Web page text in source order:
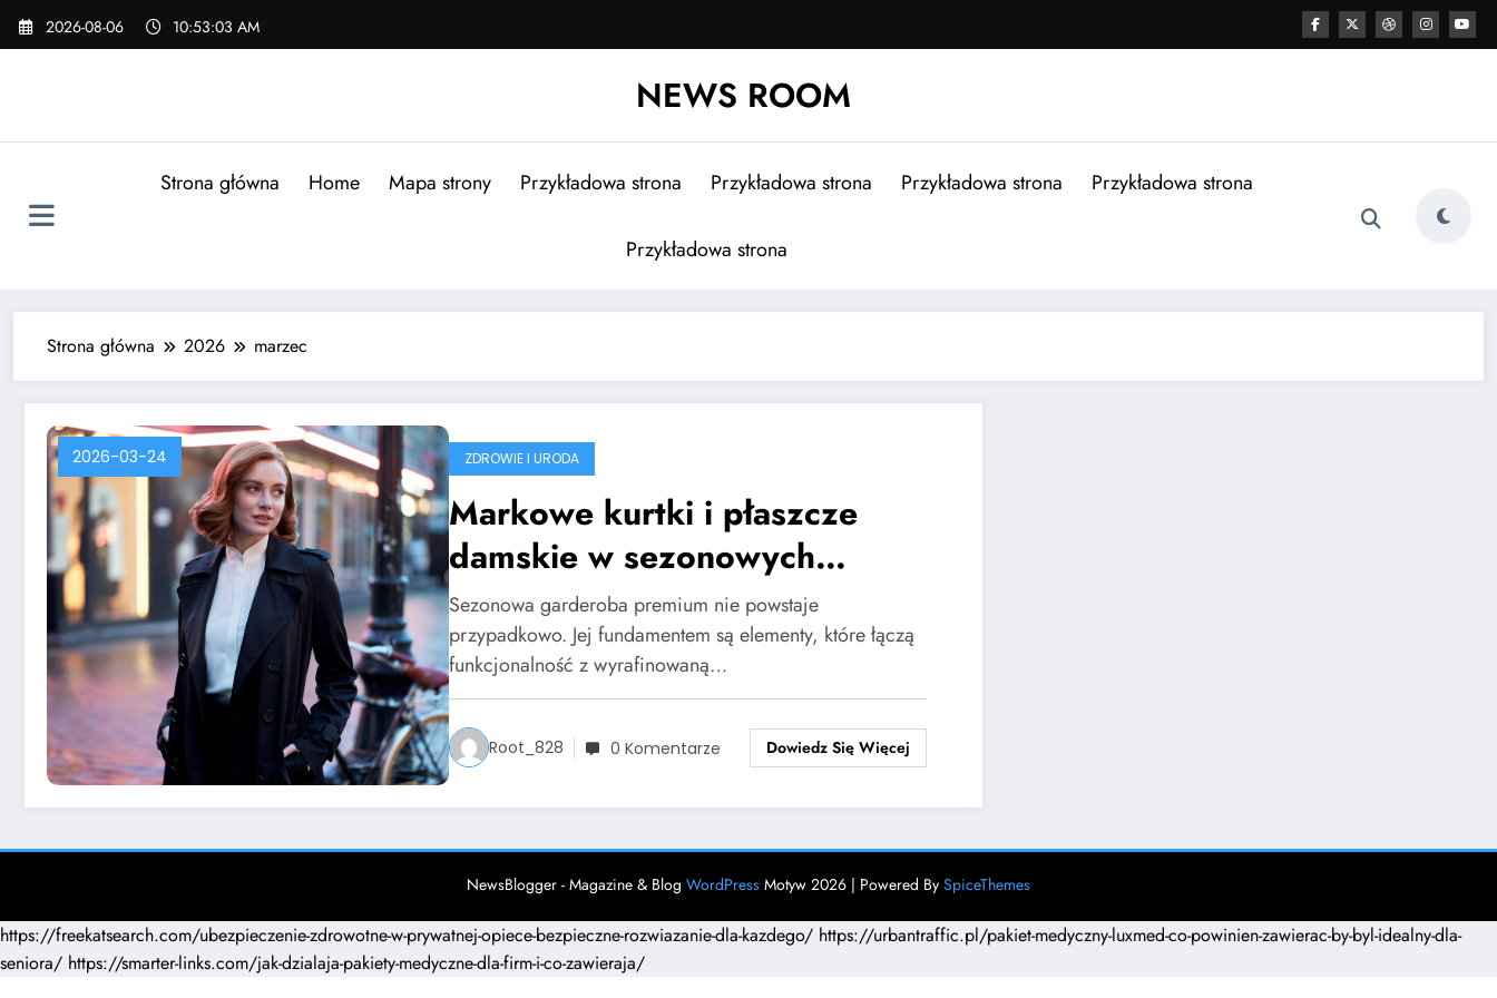
Skip
2026-08-06 10:53:04 AM
NEWS ROOM
Strona główna Home Mapa strony Przykładowa strona Przykładowa strona Przykładowa strona Przykładowa strona
Przykładowa strona
Strona główna 2026 marzec
2026-03-24 ZDROWIE I URODA
Markowe kurtki i płaszcze
damskie w sezonowych
stylizacjach premium
Sezonowa garderoba premium nie powstaje
przypadkowo. Jej fundamentem są elementy, które łączą
funkcjonalność z wyrafinowaną…
Root_828 0 Komentarze Dowiedz Się Więcej
NewsBlogger - Magazine & Blog WordPress Motyw 2026 | Powered By SpiceThemes
https://freekatsearch.com/ubezpieczenie-zdrowotne-w-prywatnej-opiece-bezpieczne-rozwiazanie-dla-kazdego/ https://urbantraffic.pl/pakiet-medyczny-luxmed-co-powinien-zawierac-by-byl-idealny-dla-
seniora/ https://smarter-links.com/jak-dzialaja-pakiety-medyczne-dla-firm-i-co-zawieraja/